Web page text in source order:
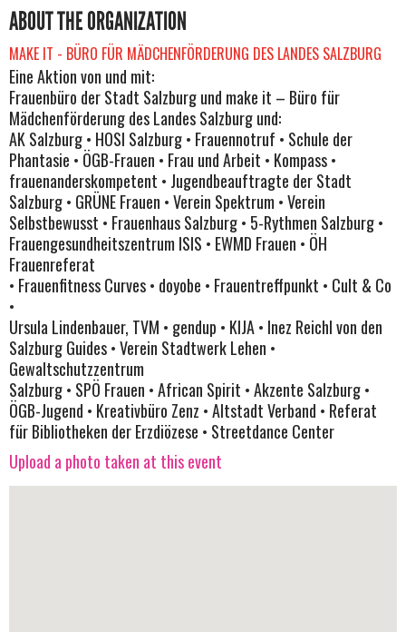
ABOUT THE ORGANIZATION
MAKE IT - BÜRO FÜR MÄDCHENFÖRDERUNG DES LANDES SALZBURG
Eine Aktion von und mit:
Frauenbüro der Stadt Salzburg und make it – Büro für
Mädchenförderung des Landes Salzburg und:
AK Salzburg • HOSI Salzburg • Frauennotruf • Schule der
Phantasie • ÖGB-Frauen • Frau und Arbeit • Kompass •
frauenanderskompetent • Jugendbeauftragte der Stadt
Salzburg • GRÜNE Frauen • Verein Spektrum • Verein
Selbstbewusst • Frauenhaus Salzburg • 5-Rythmen Salzburg •
Frauengesundheitszentrum ISIS • EWMD Frauen • ÖH
Frauenreferat
• Frauenfitness Curves • doyobe • Frauentreffpunkt • Cult & Co
•
Ursula Lindenbauer, TVM • gendup • KIJA • Inez Reichl von den
Salzburg Guides • Verein Stadtwerk Lehen •
Gewaltschutzzentrum
Salzburg • SPÖ Frauen • African Spirit • Akzente Salzburg •
ÖGB-Jugend • Kreativbüro Zenz • Altstadt Verband • Referat
für Bibliotheken der Erzdiözese • Streetdance Center
Upload a photo taken at this event